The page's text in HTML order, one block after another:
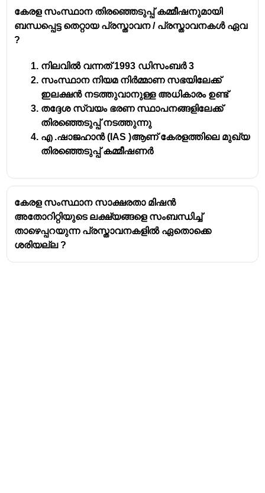
കേരള സംസ്ഥാന തിരഞ്ഞെടുപ്പ് കമ്മീഷനുമായി
ബന്ധപ്പെട്ട തെറ്റായ പ്രസ്താവന / പ്രസ്താവനകൾ ഏവ
?
നിലവിൽ വന്നത് 1993 ഡിസംബർ 3
സംസ്ഥാന നിയമ നിർമ്മാണ സഭയിലേക്ക്
ഇലക്ഷൻ നടത്തുവാനുള്ള അധികാരം ഉണ്ട്
തദ്ദേശ സ്വയം ഭരണ സ്ഥാപനങ്ങളിലേക്ക്
തിരഞ്ഞെടുപ്പ് നടത്തുന്നു
എ .ഷാജഹാൻ (IAS )ആണ് കേരളത്തിലെ മുഖ്യ
തിരഞ്ഞെടുപ്പ് കമ്മീഷണർ
കേരള സംസ്ഥാന സാക്ഷരതാ മിഷൻ
അതോറിറ്റിയുടെ ലക്ഷ്യങ്ങളെ സംബന്ധിച്ച്
താഴെപ്പറയുന്ന പ്രസ്താവനകളിൽ ഏതൊക്കെ
ശരിയല്ല ?